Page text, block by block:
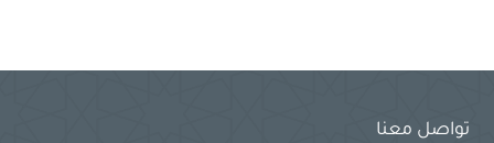
تواصل معنا